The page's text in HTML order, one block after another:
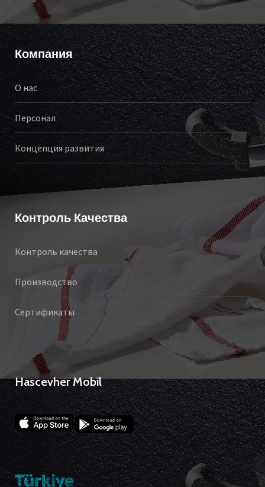
Компания
О нас
Персонал
Концепция развития
Контроль Качества
Контроль качества
Производство
Сертификаты
Hascevher Mobil